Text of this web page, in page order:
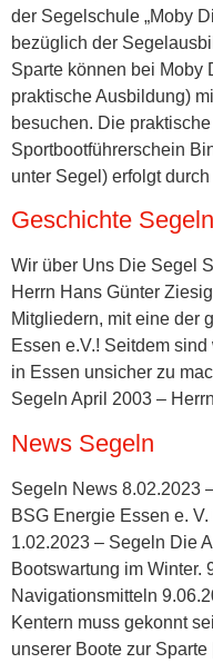
der Segelschule „Moby
bezüglich der
Sparte können bei Moby
praktische Ausbildung)
besuchen. Die
Sportbootführerschein
unter Segel) erfolgt
Geschichte Segeln
Wir über Uns Die Segel
Herrn Hans Günter
Mitgliedern, mit eine der
Essen e.V.! Seitdem
in Essen unsicher zu
Segeln April 2003 –
News Segeln
Segeln News 8.02.2023
BSG Energie Essen e.
1.02.2023 – Segeln Die
Bootswartung im Winter.
Navigationsmitteln
Kentern muss gekonnt
unserer Boote zur